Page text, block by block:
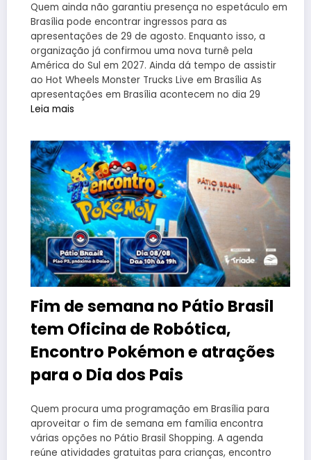
Quem ainda não garantiu presença no espetáculo em
Brasília pode encontrar ingressos para as
apresentações de 29 de agosto. Enquanto isso, a
organização já confirmou uma nova turnê pela
América do Sul em 2027. Ainda dá tempo de assistir
ao Hot Wheels Monster Trucks Live em Brasília As
apresentações em Brasília acontecem no dia 29
Leia mais
Fim de semana no Pátio Brasil
tem Oficina de Robótica,
Encontro Pokémon e atrações
para o Dia dos Pais
Quem procura uma programação em Brasília para
aproveitar o fim de semana em família encontra
várias opções no Pátio Brasil Shopping. A agenda
reúne atividades gratuitas para crianças, encontro